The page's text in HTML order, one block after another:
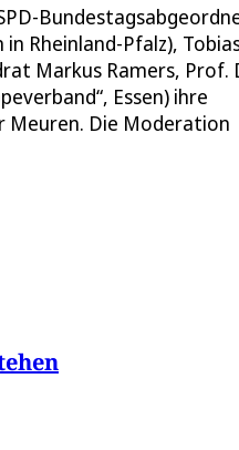
Rheinland-Pfalz),
Markus Ramers, Prof.
Essen) ihre
Meuren. Die Moderation